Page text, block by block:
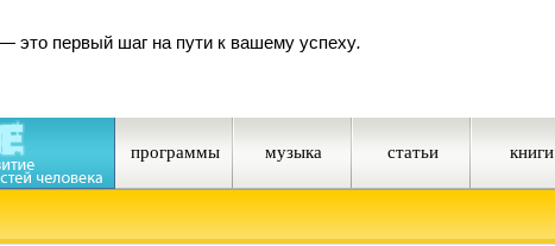
это первый шаг на пути к вашему успеху.
программы музыка статьи книги